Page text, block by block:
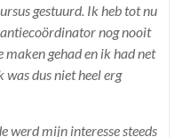
gestuurd. Ik heb tot nu
nog nooit
gehad en ik had net
was dus niet heel erg
werd mijn interesse steeds